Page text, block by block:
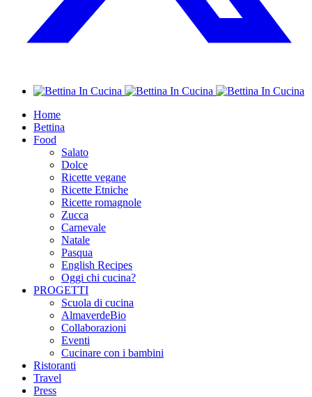
Home
Bettina
Food
Salato
Dolce
Ricette vegane
Ricette Etniche
Ricette romagnole
Zucca
Carnevale
Natale
Pasqua
English Recipes
Oggi chi cucina?
PROGETTI
Scuola di cucina
AlmaverdeBio
Collaborazioni
Eventi
Cucinare con i bambini
Ristoranti
Travel
Press